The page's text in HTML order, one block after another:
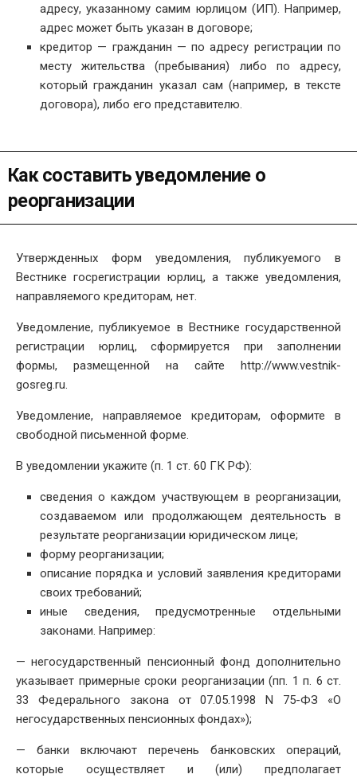
адресу, указанному самим юрлицом (ИП). Например,
адрес может быть указан в договоре;
кредитор — гражданин — по адресу регистрации по
месту жительства (пребывания) либо по адресу,
который гражданин указал сам (например, в тексте
договора), либо его представителю.
Как составить уведомление о
реорганизации
Утвержденных форм уведомления, публикуемого в
Вестнике госрегистрации юрлиц, а также уведомления,
направляемого кредиторам, нет.
Уведомление, публикуемое в Вестнике государственной
регистрации юрлиц, сформируется при заполнении
формы, размещенной на сайте http://www.vestnik-
gosreg.ru.
Уведомление, направляемое кредиторам, оформите в
свободной письменной форме.
В уведомлении укажите (п. 1 ст. 60 ГК РФ):
сведения о каждом участвующем в реорганизации,
создаваемом или продолжающем деятельность в
результате реорганизации юридическом лице;
форму реорганизации;
описание порядка и условий заявления кредиторами
своих требований;
иные сведения, предусмотренные отдельными
законами. Например:
— негосударственный пенсионный фонд дополнительно
указывает примерные сроки реорганизации (пп. 1 п. 6 ст.
33 Федерального закона от 07.05.1998 N 75-ФЗ «О
негосударственных пенсионных фондах»);
— банки включают перечень банковских операций,
которые осуществляет и (или) предполагает